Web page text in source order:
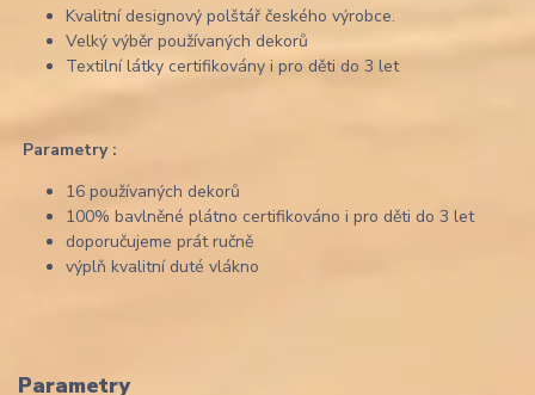
Kvalitní designový polštář českého výrobce.
Velký výběr používaných dekorů
Textilní látky certifikovány i pro děti do 3 let
Parametry :
16 používaných dekorů
100% bavlněné plátno certifikováno i pro děti do 3 let
doporučujeme prát ručně
výplň kvalitní duté vlákno
Parametry